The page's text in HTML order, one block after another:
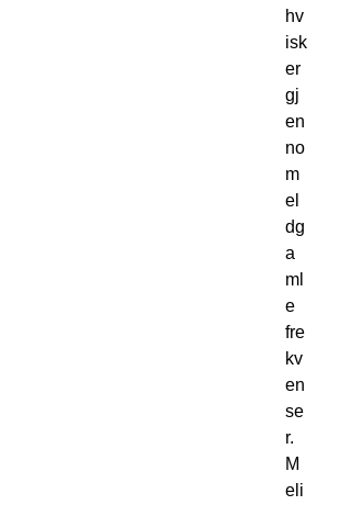
hv
isk
er
gj
en
no
m
el
dg
a
ml
e
fre
kv
en
se
r.
M
eli